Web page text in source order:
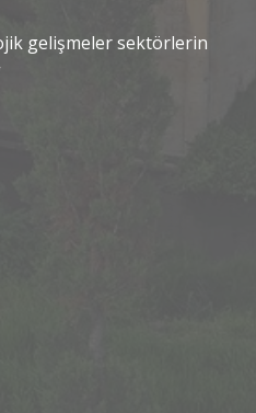
gelişmeler sektörlerin